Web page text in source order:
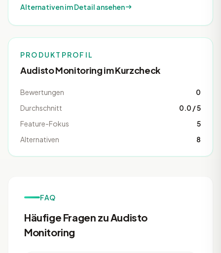
Alternativen im Detail ansehen
PRODUKTPROFIL
Audisto Monitoring im Kurzcheck
Bewertungen
0
Durchschnitt
0.0 / 5
Feature-Fokus
5
Alternativen
8
FAQ
Häufige Fragen zu Audisto
Monitoring